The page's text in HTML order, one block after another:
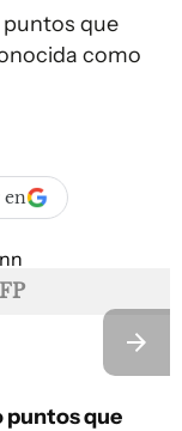
puntos que
como
en
puntos que